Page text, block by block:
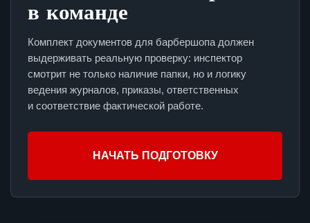
в команде
Комплект документов для барбершопа должен
выдерживать реальную проверку: инспектор
смотрит не только наличие папки, но и логику
ведения журналов, приказы, ответственных
и соответствие фактической работе.
НАЧАТЬ ПОДГОТОВКУ